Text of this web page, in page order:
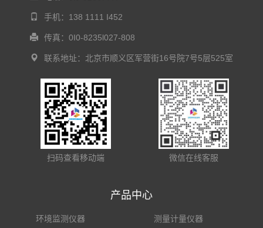
手机：138 1111 I452
传真：0I0-8235l027-808
联系地址：北京市顺义区军营街16号院7号5层525室
扫码查看移动端 微信在线客服
产品中心
环境监测仪器 测量计量仪器